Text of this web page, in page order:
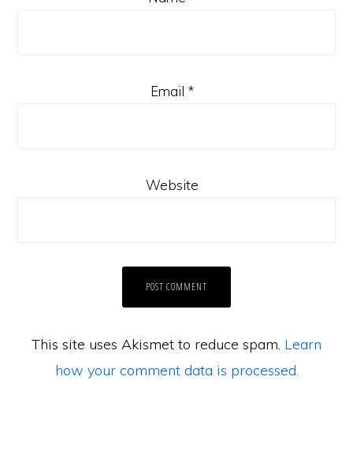
Email *
Website
This site uses Akismet to reduce spam. Learn
how your comment data is processed.